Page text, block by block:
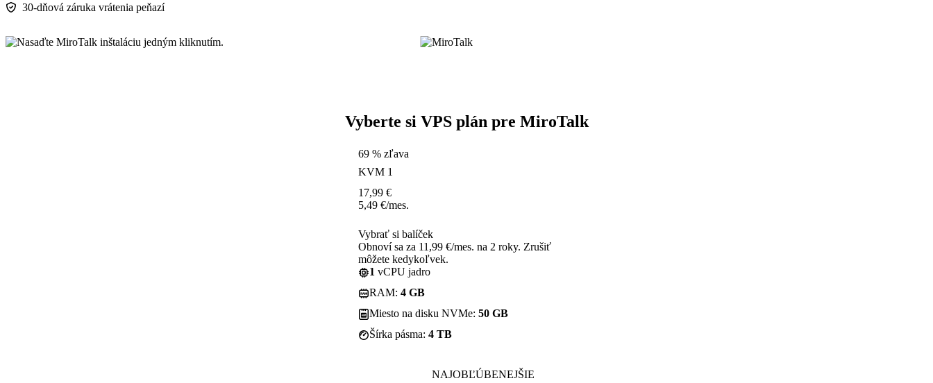
30-dňová záruka vrátenia peňazí
Vyberte si VPS plán pre MiroTalk
69 % zľava
KVM 1
17,99 €
5,49 €/mes.
Vybrať si balíček
Obnoví sa za 11,99 €/mes. na 2 roky. Zrušiť
môžete kedykoľvek.
1 vCPU jadro
RAM: 4 GB
Miesto na disku NVMe: 50 GB
Šírka pásma: 4 TB
NAJOBĽÚBENEJŠIE